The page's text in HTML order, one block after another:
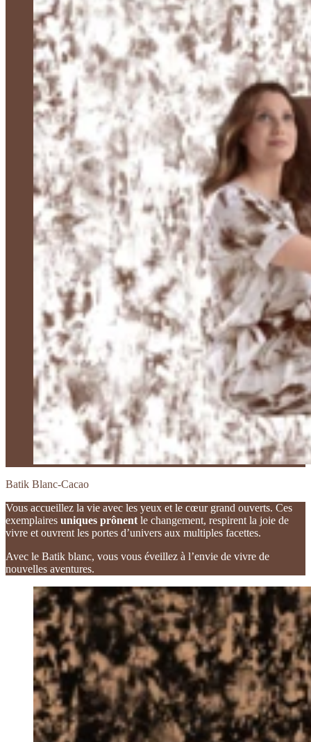
Batik Blanc-Cacao
Vous accueillez la vie avec les yeux et le cœur grand ouverts. Ces
exemplaires uniques prônent le changement, respirent la joie de
vivre et ouvrent les portes d’univers aux multiples facettes.
Avec le Batik blanc, vous vous éveillez à l’envie de vivre de
nouvelles aventures.